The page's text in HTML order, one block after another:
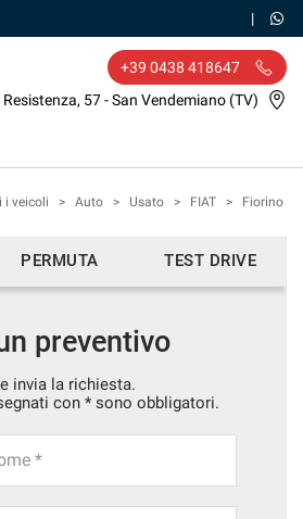
+39 0438 418647
Resistenza, 57 - San Vendemiano (TV)
i veicoli > Auto > Usato > FIAT > Fiorino
PERMUTA TEST DRIVE
preventivo
invia la richiesta.
con * sono obbligatori.
*